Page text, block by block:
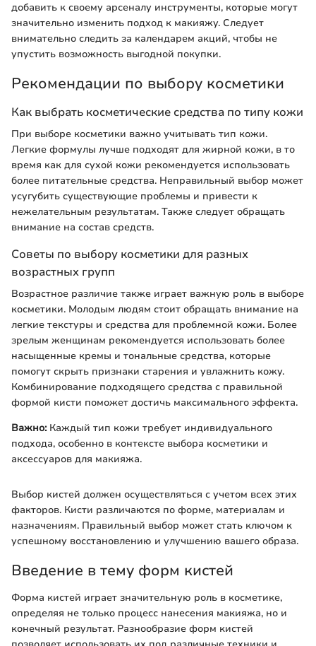
добавить к своему арсеналу инструменты, которые могут
значительно изменить подход к макияжу. Следует
внимательно следить за календарем акций, чтобы не
упустить возможность выгодной покупки.
Рекомендации по выбору косметики
Как выбрать косметические средства по типу кожи
При выборе косметики важно учитывать тип кожи.
Легкие формулы лучше подходят для жирной кожи, в то
время как для сухой кожи рекомендуется использовать
более питательные средства. Неправильный выбор может
усугубить существующие проблемы и привести к
нежелательным результатам. Также следует обращать
внимание на состав средств.
Советы по выбору косметики для разных
возрастных групп
Возрастное различие также играет важную роль в выборе
косметики. Молодым людям стоит обращать внимание на
легкие текстуры и средства для проблемной кожи. Более
зрелым женщинам рекомендуется использовать более
насыщенные кремы и тональные средства, которые
помогут скрыть признаки старения и увлажнить кожу.
Комбинирование подходящего средства с правильной
формой кисти поможет достичь максимального эффекта.
Важно:Каждый тип кожи требует индивидуального
подхода, особенно в контексте выбора косметики и
аксессуаров для макияжа.
Выбор кистей должен осуществляться с учетом всех этих
факторов. Кисти различаются по форме, материалам и
назначениям. Правильный выбор может стать ключом к
успешному восстановлению и улучшению вашего образа.
Введение в тему форм кистей
Форма кистей играет значительную роль в косметике,
определяя не только процесс нанесения макияжа, но и
конечный результат. Разнообразие форм кистей